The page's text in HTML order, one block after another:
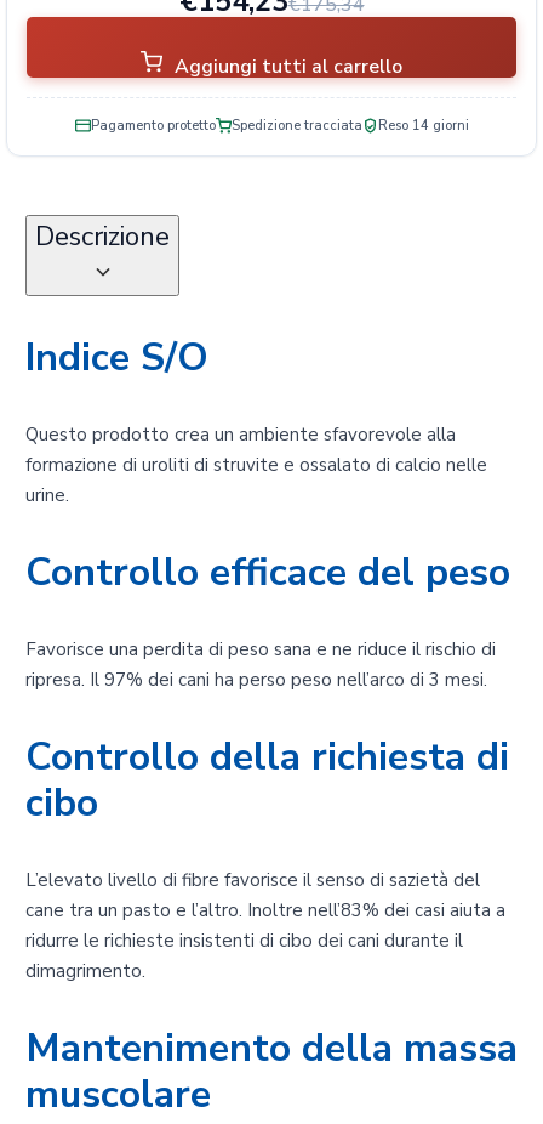
Aggiungi tutti al carrello
Pagamento protetto Spedizione tracciata Reso 14 giorni
Descrizione
Indice S/O
Questo prodotto crea un ambiente sfavorevole alla
formazione di uroliti di struvite e ossalato di calcio nelle
urine.
Controllo efficace del peso
Favorisce una perdita di peso sana e ne riduce il rischio di
ripresa. Il 97% dei cani ha perso peso nell’arco di 3 mesi.
Controllo della richiesta di
cibo
L’elevato livello di fibre favorisce il senso di sazietà del
cane tra un pasto e l’altro. Inoltre nell’83% dei casi aiuta a
ridurre le richieste insistenti di cibo dei cani durante il
dimagrimento.
Mantenimento della massa
muscolare